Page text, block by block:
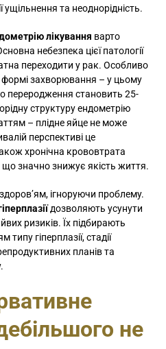
та неоднорідність.
лікування варто
небезпека цієї патології
переходити у рак. Особливо
формі захворювання – у цьому
переродження становить 25-
структуру ендометрію
– плідне яйце не може
перспективі це
хронічна крововтрата
значно знижує якість життя.
ігноруючи проблему.
дозволяють усунути
ризиків. Їх підбирають
типу гіперплазії, стадії
планів та
не